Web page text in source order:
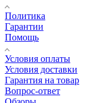
Политика
Гарантии
Помощь
Условия оплаты
Условия доставки
Гарантия на товар
Вопрос-ответ